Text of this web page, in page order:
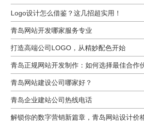
Logo设计怎么借鉴？这几招超实用！
青岛网站开发哪家服务专业
打造高端公司LOGO，从精妙配色开始
青岛正规网站开发制作：如何选择最佳合作
青岛网站建设公司哪家好？
青岛企业建站公司热线电话
解锁你的数字营销新篇章，青岛网站设计价